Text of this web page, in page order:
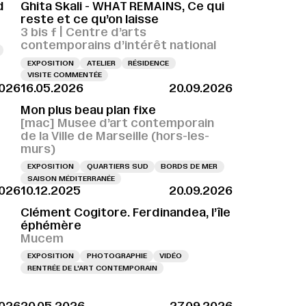
Ghita Skali - WHAT REMAINS, Ce qui
reste et ce qu’on laisse
3 bis f | Centre d’arts
contemporains d’intérêt national
EXPOSITION ATELIER
RÉSIDENCE
VISITE COMMENTÉE
16.05.2026
20.09.2026
Mon plus beau plan fixe
[mac] Musee d’art contemporain
de la Ville de Marseille (hors-les-
murs)
EXPOSITION QUARTIERS SUD
BORDS DE MER
SAISON MÉDITERRANÉE
10.12.2025
20.09.2026
Clément Cogitore. Ferdinandea, l’île
éphémère
Mucem
EXPOSITION PHOTOGRAPHIE
VIDÉO
RENTRÉE DE L'ART CONTEMPORAIN